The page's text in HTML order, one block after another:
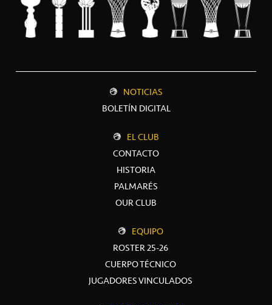
NOTICIAS
BOLETÍN DIGITAL
EL CLUB
CONTACTO
HISTORIA
PALMARÉS
OUR CLUB
EQUIPO
ROSTER 25-26
CUERPO TÉCNICO
JUGADORES VINCULADOS